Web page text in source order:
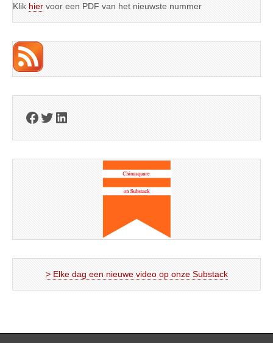
Klik hier voor een PDF van het nieuwste nummer
Facebook
Twitter
LinkedIn
> Elke dag een nieuwe video op onze Substack